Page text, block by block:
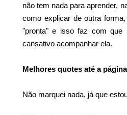
não tem nada para aprender,
como explicar de outra
"pronta" e isso faz com que
cansativo acompanhar ela.
Melhores quotes até a
Não marquei nada, já que